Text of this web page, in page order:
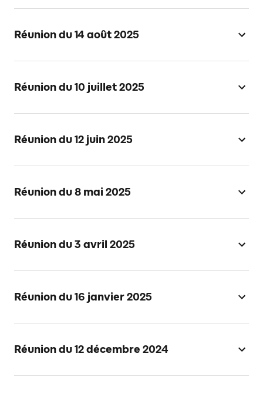
Réunion du 14 août 2025
Réunion du 10 juillet 2025
Réunion du 12 juin 2025
Réunion du 8 mai 2025
Réunion du 3 avril 2025
Réunion du 16 janvier 2025
Réunion du 12 décembre 2024